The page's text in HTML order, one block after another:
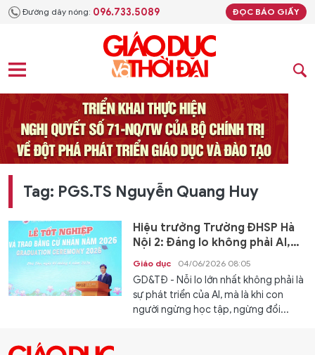
Đường dây nóng: 096.733.5089 ĐỌC BÁO GIẤY
Tag: PGS.TS Nguyễn Quang Huy
Hiệu trưởng Trường ĐHSP Hà
Nội 2: Đáng lo không phải AI,
mà là con người ngừng học hỏi
Giáo dục 04/06/2026 08:05
GD&TĐ - Nỗi lo lớn nhất không phải là
sự phát triển của AI, mà là khi con
người ngừng học tập, ngừng đổi...